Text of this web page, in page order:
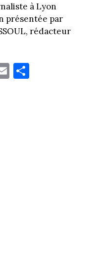
à Lyon
présentée par
rédacteur
E
m
Pa